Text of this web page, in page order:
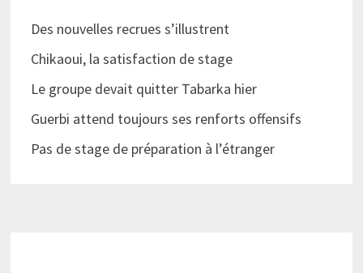
Des nouvelles recrues s’illustrent
Chikaoui, la satisfaction de stage
Le groupe devait quitter Tabarka hier
Guerbi attend toujours ses renforts offensifs
Pas de stage de préparation à l’étranger